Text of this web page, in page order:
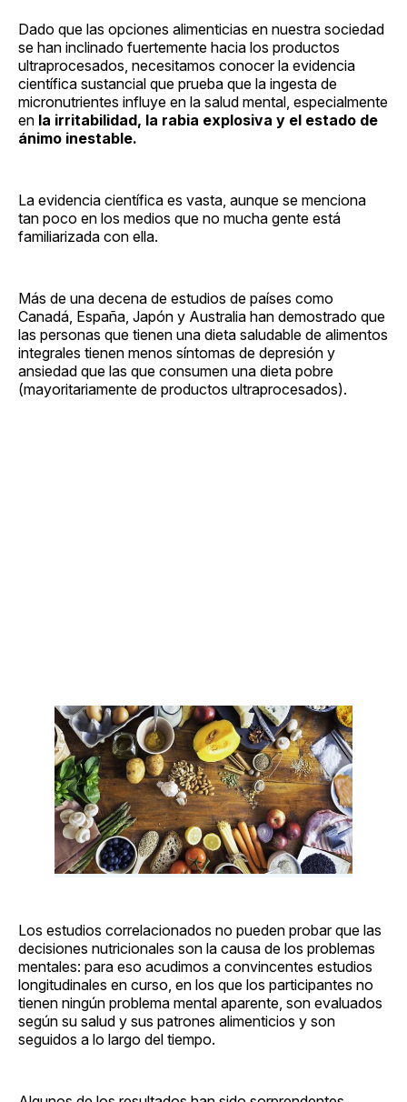
Dado que las opciones alimenticias en nuestra sociedad
se han inclinado fuertemente hacia los productos
ultraprocesados, necesitamos conocer la evidencia
científica sustancial que prueba que la ingesta de
micronutrientes influye en la salud mental, especialmente
en la irritabilidad, la rabia explosiva y el estado de
ánimo inestable.
La evidencia científica es vasta, aunque se menciona
tan poco en los medios que no mucha gente está
familiarizada con ella.
Más de una decena de estudios de países como
Canadá, España, Japón y Australia han demostrado que
las personas que tienen una dieta saludable de alimentos
integrales tienen menos síntomas de depresión y
ansiedad que las que consumen una dieta pobre
(mayoritariamente de productos ultraprocesados).
Los estudios correlacionados no pueden probar que las
decisiones nutricionales son la causa de los problemas
mentales: para eso acudimos a convincentes estudios
longitudinales en curso, en los que los participantes no
tienen ningún problema mental aparente, son evaluados
según su salud y sus patrones alimenticios y son
seguidos a lo largo del tiempo.